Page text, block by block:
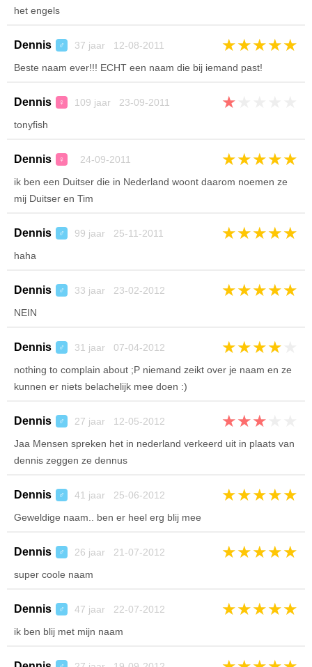
het engels
Dennis ♂ 37 jaar 12-08-2011 ★★★★★
Beste naam ever!!! ECHT een naam die bij iemand past!
Dennis ♀ 109 jaar 23-09-2011 ★
tonyfish
Dennis ♀ 24-09-2011 ★★★★★
ik ben een Duitser die in Nederland woont daarom noemen ze
mij Duitser en Tim
Dennis ♂ 99 jaar 25-11-2011 ★★★★★
haha
Dennis ♂ 33 jaar 23-02-2012 ★★★★★
NEIN
Dennis ♂ 31 jaar 07-04-2012 ★★★★
nothing to complain about ;P niemand zeikt over je naam en ze
kunnen er niets belachelijk mee doen :)
Dennis ♂ 27 jaar 12-05-2012 ★★★
Jaa Mensen spreken het in nederland verkeerd uit in plaats van
dennis zeggen ze dennus
Dennis ♂ 41 jaar 25-06-2012 ★★★★★
Geweldige naam.. ben er heel erg blij mee
Dennis ♂ 26 jaar 21-07-2012 ★★★★★
super coole naam
Dennis ♂ 47 jaar 22-07-2012 ★★★★★
ik ben blij met mijn naam